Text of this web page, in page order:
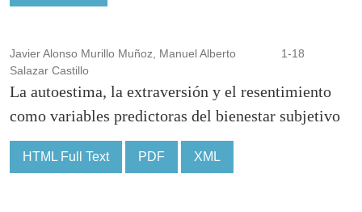
Javier Alonso Murillo Muñoz, Manuel Alberto
Salazar Castillo
1-18
La autoestima, la extraversión y el resentimiento
como variables predictoras del bienestar subjetivo
HTML Full Text PDF XML